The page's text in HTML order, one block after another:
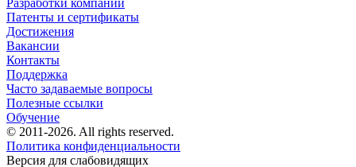
Патенты и сертификаты
Достижения
Вакансии
Контакты
Поддержка
Часто задаваемые вопросы
Полезные ссылки
Обучение
© 2011-2026. All rights reserved.
Политика конфиденциальности
Версия для слабовидящих